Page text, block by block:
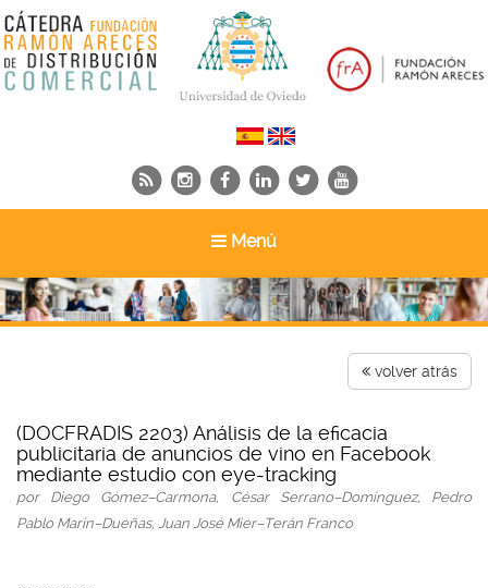
Menú
volver atrás
(DOCFRADIS 2203) Análisis de la eficacia
publicitaria de anuncios de vino en Facebook
mediante estudio con eye-tracking
por Diego Gómez–Carmona, César Serrano–Domínguez, Pedro
Pablo Marín–Dueñas, Juan José Mier–Terán Franco